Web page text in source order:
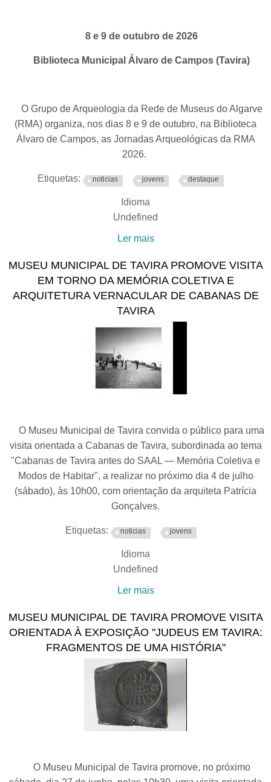
8 e 9 de outubro de 2026
Biblioteca Municipal Álvaro de Campos (Tavira)
O Grupo de Arqueologia da Rede de Museus do Algarve
(RMA) organiza, nos dias 8 e 9 de outubro, na Biblioteca
Álvaro de Campos, as Jornadas Arqueológicas da RMA
2026.
Etiquetas: noticias jovens destaque
Idioma
Undefined
Ler mais
Museus do Algarve
MUSEU MUNICIPAL DE TAVIRA PROMOVE VISITA
EM TORNO DA MEMÓRIA COLETIVA E
ARQUITETURA VERNACULAR DE CABANAS DE
TAVIRA
O Museu Municipal de Tavira convida o público para uma
visita orientada a Cabanas de Tavira, subordinada ao tema
"Cabanas de Tavira antes do SAAL — Memória Coletiva e
Modos de Habitar", a realizar no próximo dia 4 de julho
(sábado), às 10h00, com orientação da arquiteta Patrícia
Gonçalves.
Etiquetas: noticias jovens
Idioma
Undefined
Ler mais
promove visita em torno da
memória coletiva e
arquitetura vernacular de
MUSEU MUNICIPAL DE TAVIRA PROMOVE VISITA
ORIENTADA À EXPOSIÇÃO "JUDEUS EM TAVIRA:
FRAGMENTOS DE UMA HISTÓRIA"
O Museu Municipal de Tavira promove, no próximo